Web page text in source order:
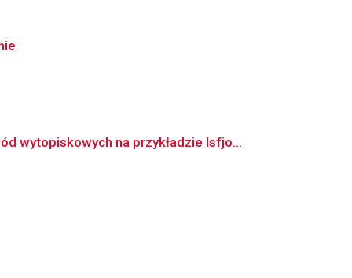
wytopiskowych na przykładzie Isfjo...